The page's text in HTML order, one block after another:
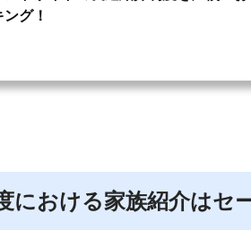
ング！
における家族紹介はセ